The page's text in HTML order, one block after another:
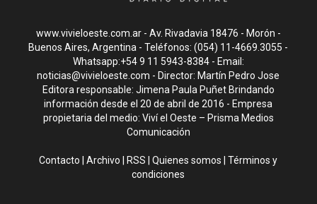
www.vivieloeste.com.ar - Av. Rivadavia 18476 - Morón -
Buenos Aires, Argentina - Teléfonos: (054) 11-4669.3055 -
Whatsapp:+54 9 11 5943-8384 - Email:
noticias@vivieloeste.com - Director: Martín Pedro Jose
Editora responsable: Jimena Paula Puñet Brindando
información desde el 20 de abril de 2016 - Empresa
propietaria del medio: Viví el Oeste – Prisma Medios
Comunicación
Contacto |Archivo RSS |Quienes somos |Términos y
condiciones